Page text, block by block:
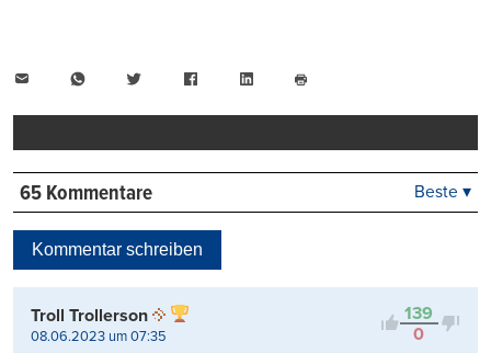
WhatsAppTwitter FacebookLinkedIn
drucken
65 Kommentare
Kontrovers
Beste ▾
Kommentar schreiben
139
0
Troll Trollerson
08.06.2023 um 07:35